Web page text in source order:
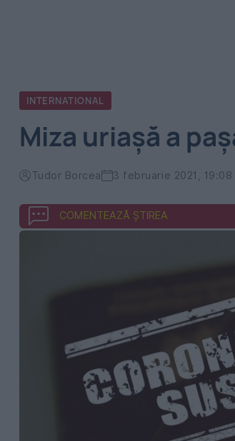
INTERNATIONAL
Miza uriașă a
Tudor Borcea 3 februarie 2021, 19:08
COMENTEAZĂ ȘTIREA